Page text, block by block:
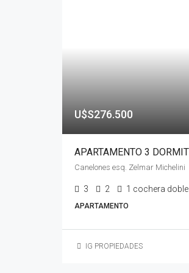
U$S276.500
Canelones esq. Zelmar Michelini
3 2 1 cochera doble
APARTAMENTO
IG PROPIEDADES